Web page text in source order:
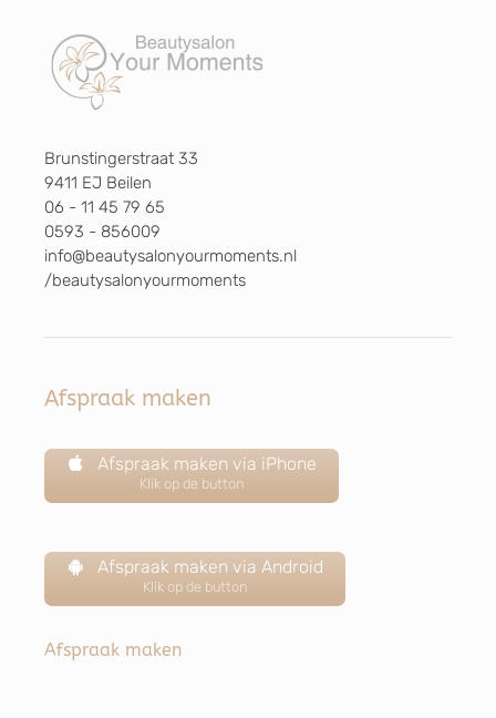
Brunstingerstraat 33
9411 EJ Beilen
06 - 11 45 79 65
0593 - 856009
info@beautysalonyourmoments.nl
/beautysalonyourmoments
Afspraak maken
Afspraak maken via iPhone
Klik op de button
Afspraak maken via Android
Klik op de button
Afspraak maken